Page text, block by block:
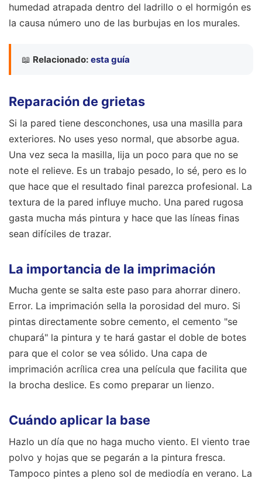
humedad atrapada dentro del ladrillo o el hormigón es
la causa número uno de las burbujas en los murales.
📖 Relacionado: esta guía
Reparación de grietas
Si la pared tiene desconchones, usa una masilla para
exteriores. No uses yeso normal, que absorbe agua.
Una vez seca la masilla, lija un poco para que no se
note el relieve. Es un trabajo pesado, lo sé, pero es lo
que hace que el resultado final parezca profesional. La
textura de la pared influye mucho. Una pared rugosa
gasta mucha más pintura y hace que las líneas finas
sean difíciles de trazar.
La importancia de la imprimación
Mucha gente se salta este paso para ahorrar dinero.
Error. La imprimación sella la porosidad del muro. Si
pintas directamente sobre cemento, el cemento "se
chupará" la pintura y te hará gastar el doble de botes
para que el color se vea sólido. Una capa de
imprimación acrílica crea una película que facilita que
la brocha deslice. Es como preparar un lienzo.
Cuándo aplicar la base
Hazlo un día que no haga mucho viento. El viento trae
polvo y hojas que se pegarán a la pintura fresca.
Tampoco pintes a pleno sol de mediodía en verano. La